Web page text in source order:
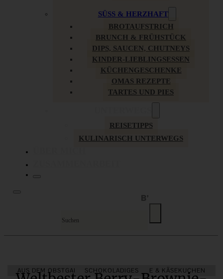
SÜSS & HERZHAFT
BROTAUFSTRICH
BRUNCH & FRÜHSTÜCK
DIPS, SAUCEN, CHUTNEYS
KINDER-LIEBLINGSESSEN
KÜCHENGESCHENKE
OMAS REZEPTE
TARTES UND PIES
REISETIPPS
KULINARISCH UNTERWEGS
AUS DEM OBSTGARTEN CHEESECAKE & KÄSEKUCHEN
SCHOKOLADIGES